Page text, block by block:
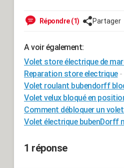
Répondre (1) Partager
A voir également:
Volet store électrique de
Reparation store electrique -
Volet roulant bubendorff
Volet velux bloqué en
Comment débloquer un
Volet électrique bubenDorff
1 réponse